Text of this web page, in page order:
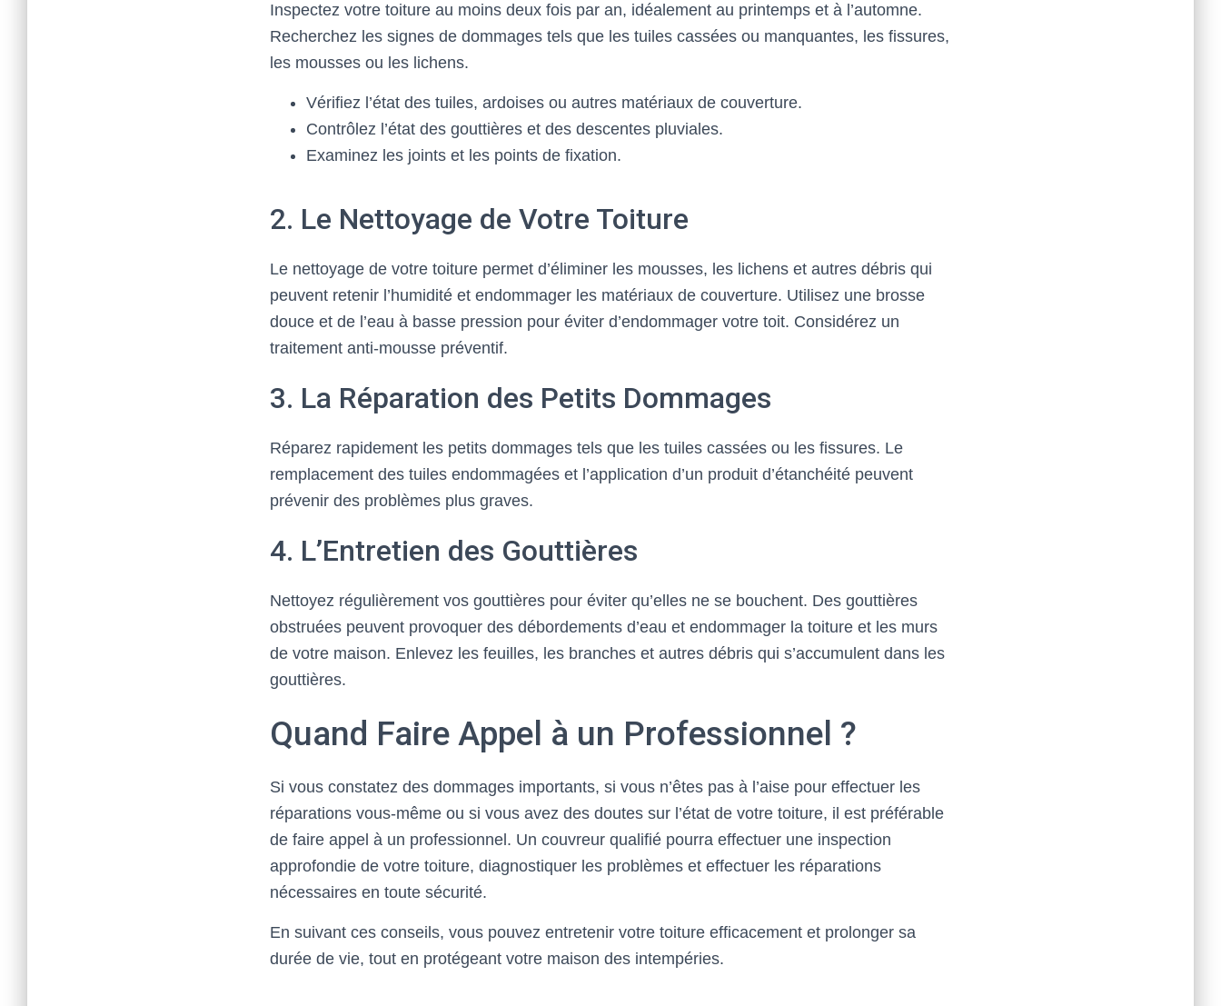
Inspectez votre toiture au moins deux fois par an, idéalement au printemps et à l’automne.
Recherchez les signes de dommages tels que les tuiles cassées ou manquantes, les fissures,
les mousses ou les lichens.
Vérifiez l’état des tuiles, ardoises ou autres matériaux de couverture.
Contrôlez l’état des gouttières et des descentes pluviales.
Examinez les joints et les points de fixation.
2. Le Nettoyage de Votre Toiture
Le nettoyage de votre toiture permet d’éliminer les mousses, les lichens et autres débris qui
peuvent retenir l’humidité et endommager les matériaux de couverture. Utilisez une brosse
douce et de l’eau à basse pression pour éviter d’endommager votre toit. Considérez un
traitement anti-mousse préventif.
3. La Réparation des Petits Dommages
Réparez rapidement les petits dommages tels que les tuiles cassées ou les fissures. Le
remplacement des tuiles endommagées et l’application d’un produit d’étanchéité peuvent
prévenir des problèmes plus graves.
4. L’Entretien des Gouttières
Nettoyez régulièrement vos gouttières pour éviter qu’elles ne se bouchent. Des gouttières
obstruées peuvent provoquer des débordements d’eau et endommager la toiture et les murs
de votre maison. Enlevez les feuilles, les branches et autres débris qui s’accumulent dans les
gouttières.
Quand Faire Appel à un Professionnel ?
Si vous constatez des dommages importants, si vous n’êtes pas à l’aise pour effectuer les
réparations vous-même ou si vous avez des doutes sur l’état de votre toiture, il est préférable
de faire appel à un professionnel. Un couvreur qualifié pourra effectuer une inspection
approfondie de votre toiture, diagnostiquer les problèmes et effectuer les réparations
nécessaires en toute sécurité.
En suivant ces conseils, vous pouvez entretenir votre toiture efficacement et prolonger sa
durée de vie, tout en protégeant votre maison des intempéries.